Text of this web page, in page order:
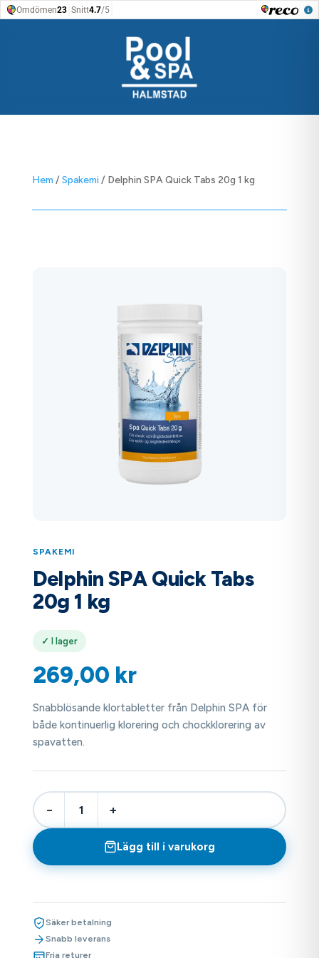
Hem /Spakemi / Delphin SPA Quick Tabs 20g 1 kg
SPAKEMI
Delphin SPA Quick Tabs
20g 1 kg
✓ I lager
269,00 kr
Snabblösande klortabletter från Delphin SPA för
både kontinuerlig klorering och chockklorering av
spavatten.
− +
Lägg till i varukorg
Säker betalning
Snabb leverans
Fria returer